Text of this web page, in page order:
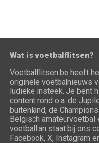
Wat is voetbalflitsen?
Voetbalflitsen.be heeft
originele voetbalnieuws
ludieke insteek. Je bent
content rond o.a. de
buitenland, de
Belgisch amateurvoetbal
voetbalfan staat bij ons
Facebook, X, Instagram